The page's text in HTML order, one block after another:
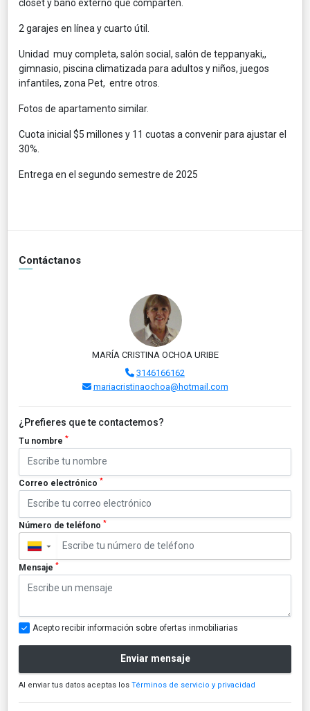
closet y baño externo que comparten.
2 garajes en línea y cuarto útil.
Unidad muy completa, salón social, salón de teppanyaki,,
gimnasio, piscina climatizada para adultos y niños, juegos
infantiles, zona Pet, entre otros.
Fotos de apartamento similar.
Cuota inicial $5 millones y 11 cuotas a convenir para ajustar el
30%.
Entrega en el segundo semestre de 2025
Contáctanos
MARÍA CRISTINA OCHOA URIBE
3146166162
mariacristinaochoa@hotmail.com
¿Prefieres que te contactemos?
Tu nombre *
Correo electrónico *
Número de teléfono *
▼
Mensaje *
Acepto recibir información sobre ofertas inmobiliarias
Enviar mensaje
Al enviar tus datos aceptas los Términos de servicio y privacidad